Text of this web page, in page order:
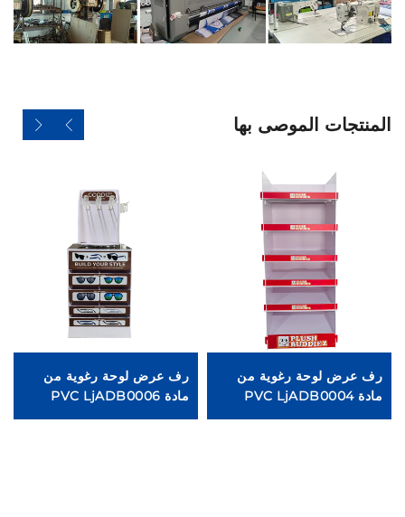
المنتجات الموصى بها
رف عرض لوحة رغوية من
مادة PVC LjADB0004
رف عرض لوحة رغوية من
مادة PVC LjADB0006